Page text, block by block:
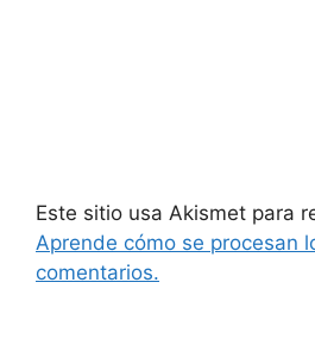
Este sitio usa Akismet para
Aprende cómo se procesan
comentarios.